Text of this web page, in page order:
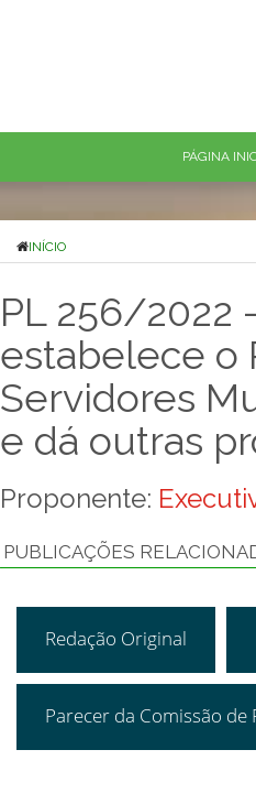
PÁGINA
INÍCIO
PL 256/2022
estabelece o
Servidores
e dá outras
Proponente:
PUBLICAÇÕES
Redação Original
Parecer da Comissão